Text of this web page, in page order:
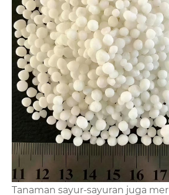
Tanaman sayur-sayuran juga